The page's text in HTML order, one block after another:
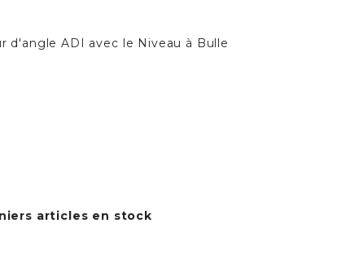
d'angle ADI avec le Niveau à Bulle
articles en stock